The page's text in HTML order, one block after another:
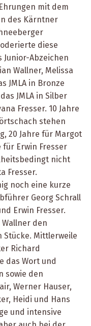
mit dem
des Kärntner
diese
Abzeichen
Wallner, Melissa
JMLA in Bronze
JMLA in Silber
Fresser. 10 Jahre
stehen
20 Jahre für Margot
für Erwin Fresser
nicht
Fresser.
noch eine kurze
Georg Schrall
Erwin Fresser.
Wallner den
Stücke. Mittlerweile
Richard
das Wort und
sowie den
Werner Hauser,
Heidi und Hans
und intensive